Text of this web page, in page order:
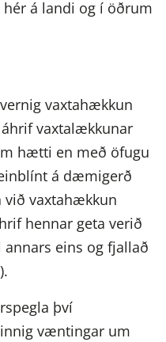
á landi og í öðrum
vaxtahækkun
vaxtalækkunar
hætti en með öfugu
á dæmigerð
við vaxtahækkun
hennar geta verið
eins og fjallað
því
væntingar um